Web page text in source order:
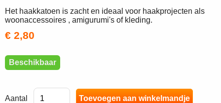
Het haakkatoen is zacht en ideaal voor haakprojecten als
woonaccessoires , amigurumi's of kleding.
€ 2,80
Beschikbaar
Aantal